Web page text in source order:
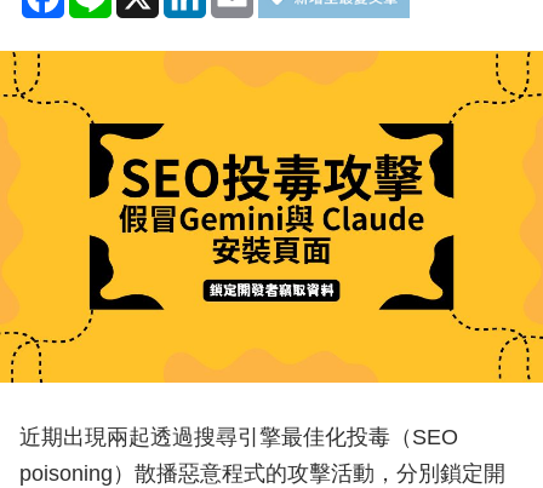
近期出現兩起透過搜尋引擎最佳化投毒（SEO
poisoning）散播惡意程式的攻擊活動，分別鎖定開